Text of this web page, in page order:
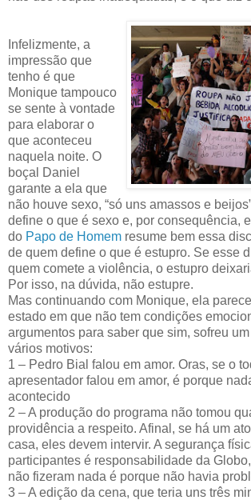
Infelizmente, a
impressão que
tenho é que
Monique tampouco
se sente à vontade
para elaborar o
que aconteceu
naquela noite. O
boçal Daniel
garante a ela que
não houve sexo, “só uns amassos e
define o que é sexo e, por consequência,
do Papo de Homem resume bem essa
de quem define o que é estupro. Se esse
quem comete a violência, o estupro
Por isso, na dúvida, não estupre.
Mas continuando com Monique, ela
estado em que não tem condições
argumentos para saber que sim, sofreu
vários motivos:
1 – Pedro Bial falou em amor. Oras, se o
apresentador falou em amor, é porque
acontecido
2 – A produção do programa não tomou
providência a respeito. Afinal, se há um
casa, eles devem intervir. A segurança
participantes é responsabilidade da
não fizeram nada é porque não havia
3 – A edição da cena, que teria uns três